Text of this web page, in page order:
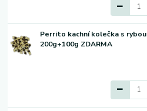
Perrito kachní kolečka s rybou
200g+100g ZDARMA